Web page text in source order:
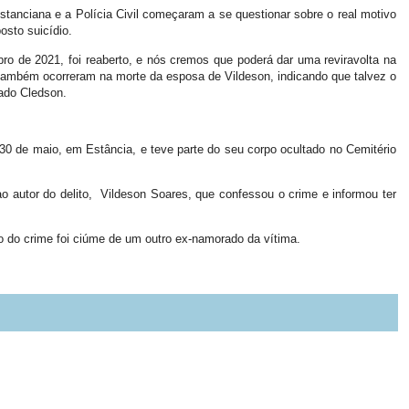
e a Polícia Civil começaram a se questionar sobre o real motivo
suicídio.
de 2021, foi reaberto, e nós cremos que poderá dar uma reviravolta na
ocorreram na morte da esposa de Vildeson, indicando que talvez o
Cledson.
de maio, em Estância, e teve parte do seu corpo ocultado no Cemitério
autor do delito, Vildeson Soares, que confessou o crime e informou ter
crime foi ciúme de um outro ex-namorado da vítima.